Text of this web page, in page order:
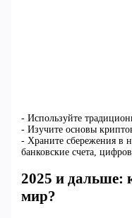
- Используйте
- Изучите основы
- Храните сбережения в
банковские счета,
2025 и дальше:
мир?